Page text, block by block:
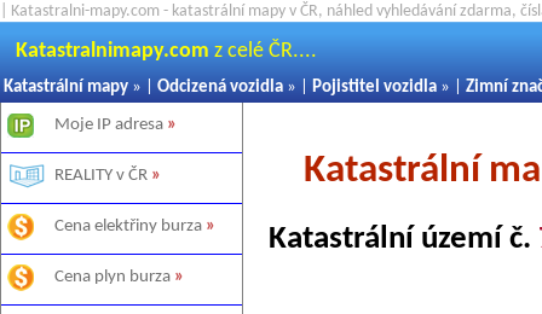
| Katastralni-mapy.com - katastrální mapy v ČR, náhled vyhledávání zdarma,
Katastralnimapy.com z celé ČR....
Katastrální mapy » | Odcizená vozidla » | Pojistitel vozidla » | Zimní
Moje IP adresa »
REALITY v ČR »
Cena elektřiny burza »
Cena plyn burza »
Katastrální
Katastrální území č.